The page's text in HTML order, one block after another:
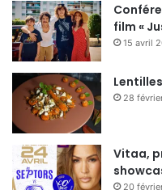
adultespar Dan
Mairie d’Orléans
CHANG,
des études
adultes max.).
🖌 Inscription
38 68 41 32.
Maison des
film «
15 avril
28
Vitaa,
20